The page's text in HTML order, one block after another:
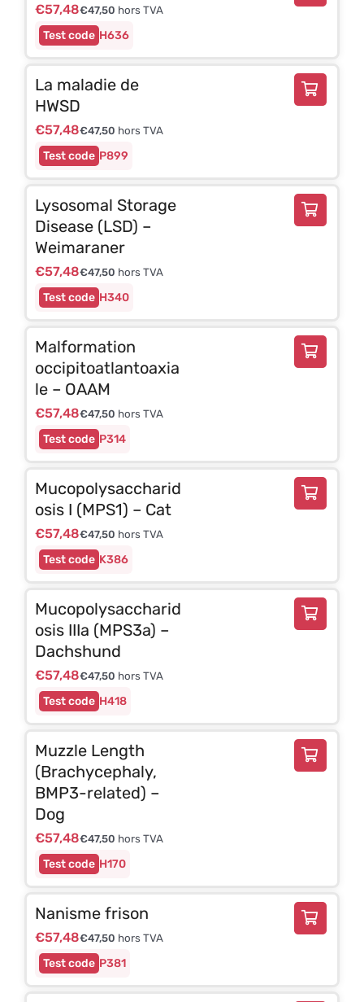
H636
€57,48€47,50 hors TVA
P899
La maladie de
HWSD
€57,48€47,50 hors TVA
H340
Lysosomal Storage
Disease (LSD) –
Weimaraner
€57,48€47,50 hors TVA
P314
Malformation
occipitoatlantoaxia
le – OAAM
€57,48€47,50 hors TVA
K386
Mucopolysaccharid
osis I (MPS1) – Cat
€57,48€47,50 hors TVA
H418
Mucopolysaccharid
osis IIIa (MPS3a) –
Dachshund
€57,48€47,50 hors TVA
H170
Muzzle Length
(Brachycephaly,
BMP3-related) –
Dog
€57,48€47,50 hors TVA
P381
Nanisme frison
€57,48€47,50 hors TVA